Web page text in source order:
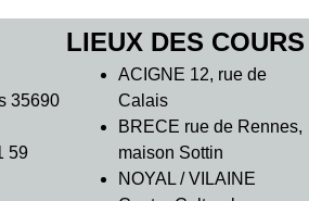
35690
59
LIEUX DES COURS
ACIGNE 12, rue de
Calais
BRECE rue de Rennes,
maison Sottin
NOYAL / VILAINE